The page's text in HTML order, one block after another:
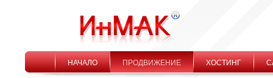
НАЧАЛО ПРОДВИЖЕНИЕ ХОСТИНГ